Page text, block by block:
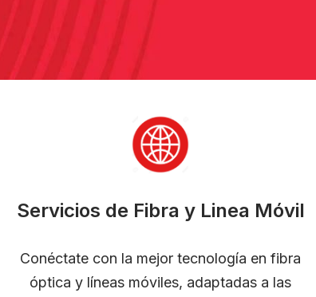
Servicios de Fibra y Linea Móvil
Conéctate con la mejor tecnología en fibra
óptica y líneas móviles, adaptadas a las